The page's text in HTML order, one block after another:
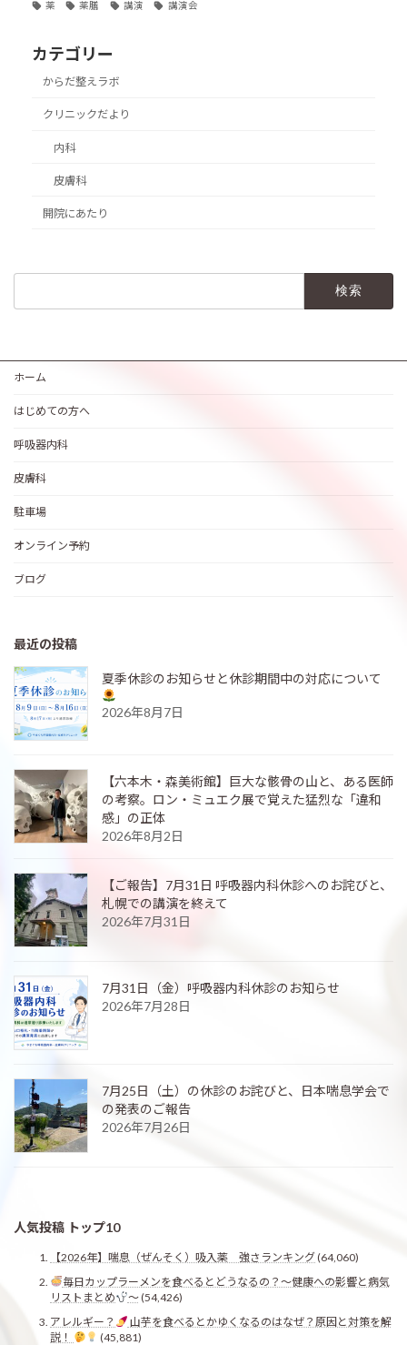
薬 薬膳 講演 講演会
カテゴリー
からだ整えラボ
クリニックだより
内科
皮膚科
開院にあたり
ホーム
はじめての方へ
呼吸器内科
皮膚科
駐車場
オンライン予約
ブログ
最近の投稿
夏季休診のお知らせと休診期間中の対応について
2026年8月7日
【六本木・森美術館】巨大な骸骨の山と、ある医師
の考察。ロン・ミュエク展で覚えた猛烈な「違和
感」の正体
2026年8月2日
【ご報告】7月31日 呼吸器内科休診へのお詫びと、
札幌での講演を終えて
2026年7月31日
7月31日（金）呼吸器内科休診のお知らせ
2026年7月28日
7月25日（土）の休診のお詫びと、日本喘息学会で
の発表のご報告
2026年7月26日
人気投稿 トップ10
【2026年】喘息（ぜんそく）吸入薬 強さランキング(64,060)
毎日カップラーメンを食べるとどうなるの？〜健康への影響と病気
リストまとめ
〜(54,426)
アレルギー？
山芋を食べるとかゆくなるのはなぜ？原因と対策を解
説！
(45,881)